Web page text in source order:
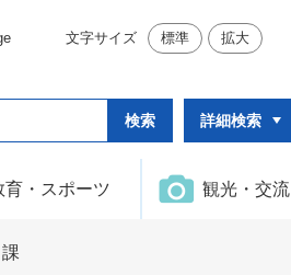
文字サイズ 標準 拡大
詳細検索
育・スポーツ 観光・交流